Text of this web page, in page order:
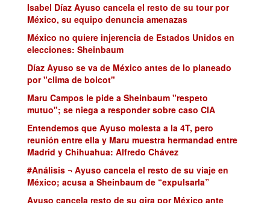
Isabel Díaz Ayuso cancela el resto de su tour por
México, su equipo denuncia amenazas
México no quiere injerencia de Estados Unidos en
elecciones: Sheinbaum
Díaz Ayuso se va de México antes de lo planeado
por "clima de boicot"
Maru Campos le pide a Sheinbaum "respeto
mutuo"; se niega a responder sobre caso CIA
Entendemos que Ayuso molesta a la 4T, pero
reunión entre ella y Maru muestra hermandad entre
Madrid y Chihuahua: Alfredo Chávez
#Análisis ¬ Ayuso cancela el resto de su viaje en
México; acusa a Sheinbaum de “expulsarla”
Ayuso cancela resto de su gira por México ante